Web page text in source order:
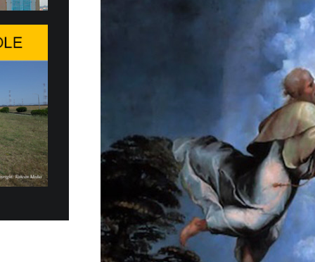
du WSIS Forum s’ouvre aujourd’hui à
de remise de 20 Fiat
MOBILITÉ PLUS DURABLE
électriques Fiat Topolino ont été
remis au Gouvernorat de l’État de la Cité du